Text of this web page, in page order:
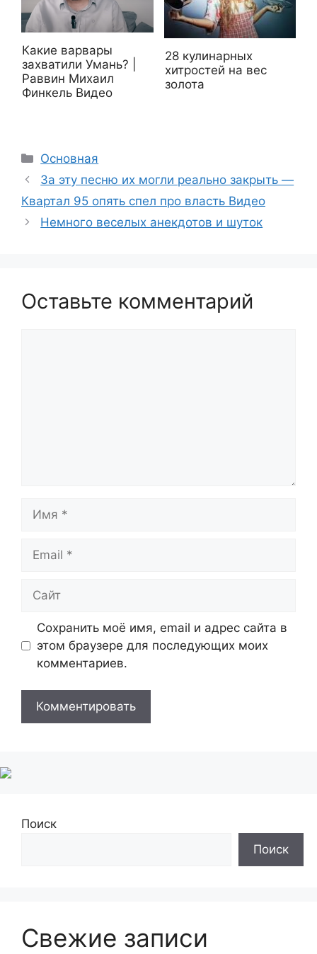
Какие варвары
захватили Умань? |
Раввин Михаил
Финкель Видео
28 кулинарных
хитростей на вес
золота
Рубрики
Основная
За эту песню их могли реально закрыть —
Квартал 95 опять спел про власть Видео
Немного веселых анекдотов и шуток
Оставьте комментарий
Сохранить моё имя, email и адрес сайта в
этом браузере для последующих моих
комментариев.
Поиск
Поиск
Свежие записи